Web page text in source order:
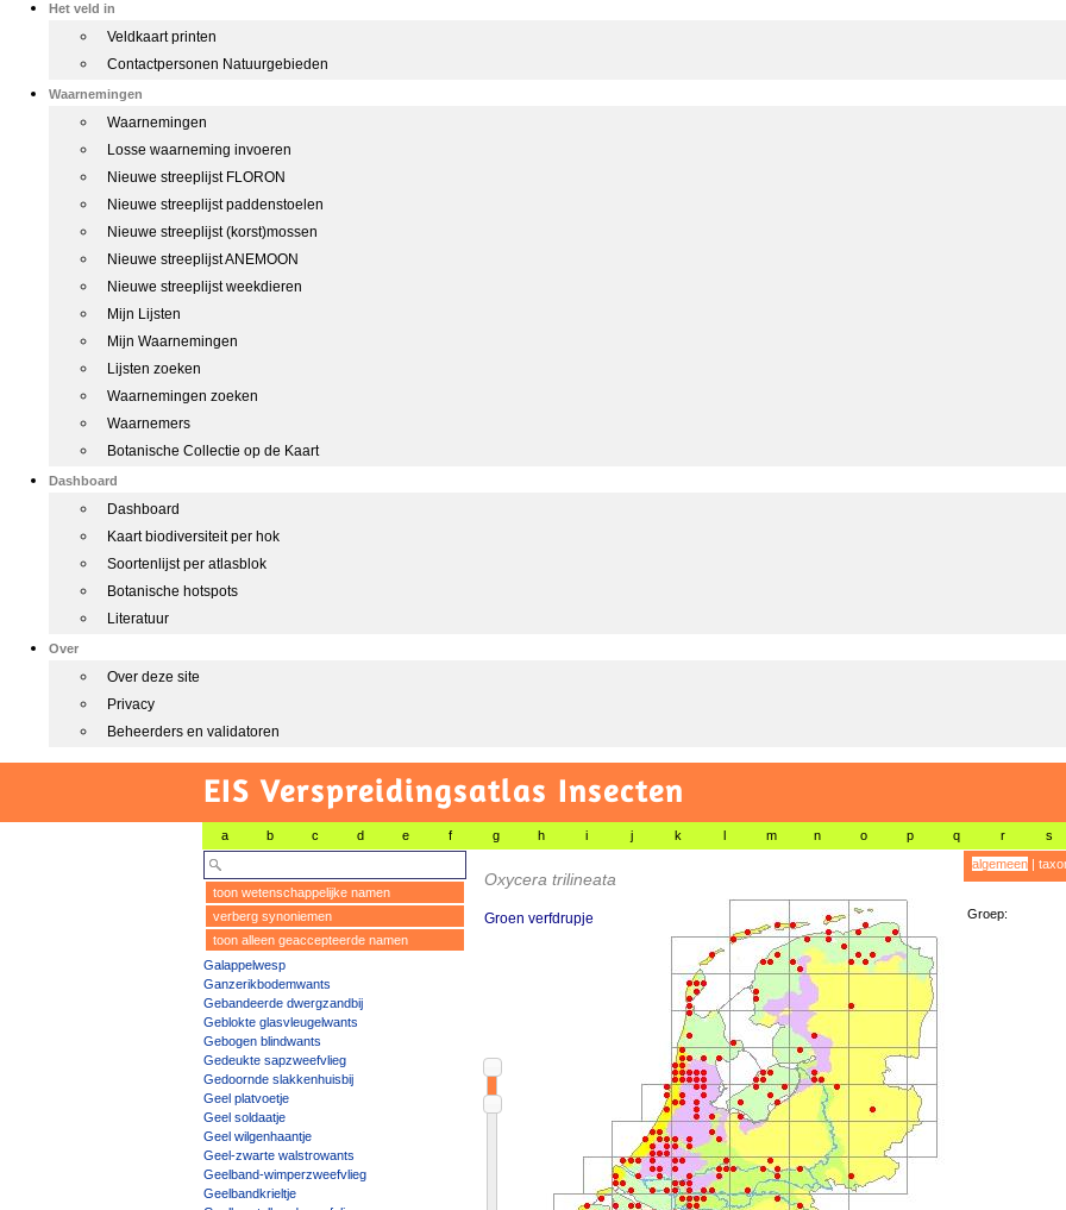
Het veld in
Veldkaart printen
Contactpersonen Natuurgebieden
Waarnemingen
Waarnemingen
Losse waarneming invoeren
Nieuwe streeplijst FLORON
Nieuwe streeplijst paddenstoelen
Nieuwe streeplijst (korst)mossen
Nieuwe streeplijst ANEMOON
Nieuwe streeplijst weekdieren
Mijn Lijsten
Mijn Waarnemingen
Lijsten zoeken
Waarnemingen zoeken
Waarnemers
Botanische Collectie op de Kaart
Dashboard
Dashboard
Kaart biodiversiteit per hok
Soortenlijst per atlasblok
Botanische hotspots
Literatuur
Over
Over deze site
Privacy
Beheerders en validatoren
EIS Verspreidingsatlas Insecten
a b c d e f g h i j k l m n o p q r s
toon wetenschappelijke namen
verberg synoniemen
toon alleen geaccepteerde namen
Galappelwesp
Ganzerikbodemwants
Gebandeerde dwergzandbij
Geblokte glasvleugelwants
Gebogen blindwants
Gedeukte sapzweefvlieg
Gedoornde slakkenhuisbij
Geel platvoetje
Geel soldaatje
Geel wilgenhaantje
Geel-zwarte walstrowants
Geelband-wimperzweefvlieg
Geelbandkrieltje
Oxycera trilineata
Groen verfdrupje
algemeen|
Groep: